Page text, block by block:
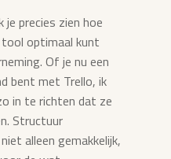
precies zien hoe
optimaal kunt
Of je nu een
bent met Trello, ik
in te richten dat ze
Structuur
alleen gemakkelijk,